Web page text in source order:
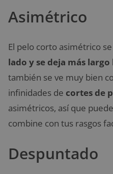
Asimétrico
El pelo corto asimétrico
lado y se deja más
también se ve muy bien
infinidades de cortes de
asimétricos, así que
combine con tus rasgos
Despuntado